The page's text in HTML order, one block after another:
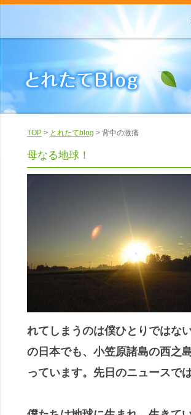
TOP > とれたてblog > 背中の激痛
母なる地球！
れてしまうのは僕ひとりではな
の日本でも、小笠原諸島の西之
っています。先日のニュースで